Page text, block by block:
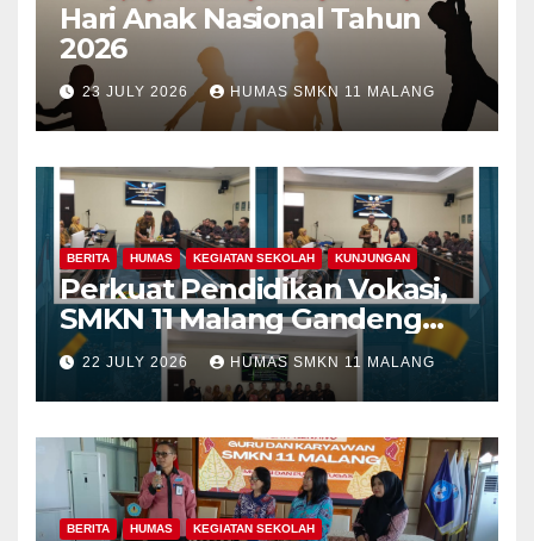
Hari Anak Nasional Tahun
2026
23 JULY 2026 HUMAS SMKN 11 MALANG
BERITA HUMAS KEGIATAN SEKOLAH KUNJUNGAN
Perkuat Pendidikan Vokasi,
SMKN 11 Malang Gandeng
Fakultas Teknik Universitas
Merdeka Malang dalam
Program Kolaboratif
22 JULY 2026 HUMAS SMKN 11 MALANG
BERITA HUMAS KEGIATAN SEKOLAH